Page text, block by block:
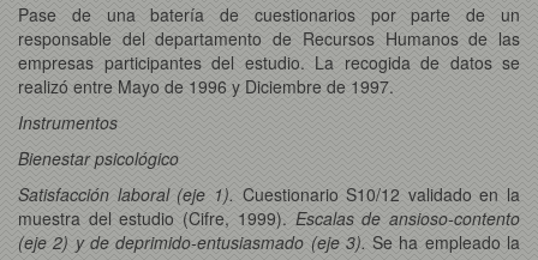
Pase de una batería de cuestionarios por parte de un
responsable del departamento de Recursos Humanos de las
empresas participantes del estudio. La recogida de datos se
realizó entre Mayo de 1996 y Diciembre de 1997.
Instrumentos
Bienestar psicológico
Satisfacción laboral (eje 1). Cuestionario S10/12 validado en la
muestra del estudio (Cifre, 1999). Escalas de ansioso-contento
(eje 2) y de deprimido-entusiasmado (eje 3). Se ha empleado la